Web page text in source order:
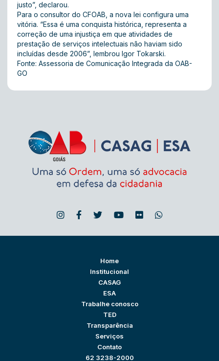
justo”, declarou.
Para o consultor do CFOAB, a nova lei configura uma
vitória. “Essa é uma conquista histórica, representa a
correção de uma injustiça em que atividades de
prestação de serviços intelectuais não haviam sido
incluídas desde 2006”, lembrou Igor Tokarski.
Fonte: Assessoria de Comunicação Integrada da OAB-
GO
Home
Institucional
CASAG
ESA
Trabalhe conosco
TED
Transparência
Serviços
Contato
62 3238-2000